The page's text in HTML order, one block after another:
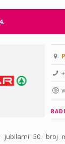
jubilarni 50. broj